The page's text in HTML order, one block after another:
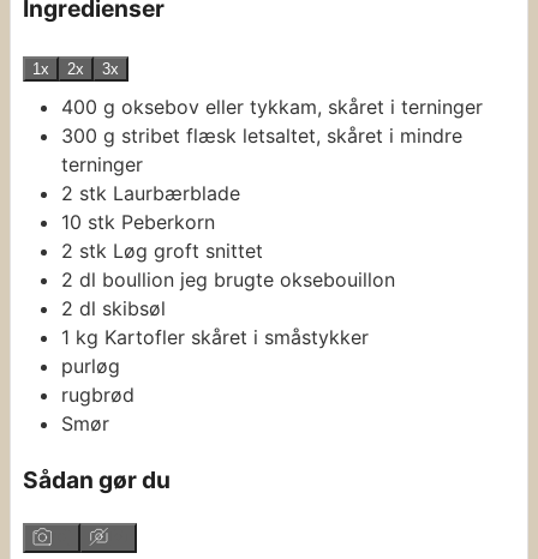
Ingredienser
1x 2x 3x
400 g oksebov eller tykkam, skåret i terninger
300 g stribet flæsk letsaltet, skåret i mindre
terninger
2 stk Laurbærblade
10 stk Peberkorn
2 stk Løg groft snittet
2 dl boullion jeg brugte oksebouillon
2 dl skibsøl
1 kg Kartofler skåret i småstykker
purløg
rugbrød
Smør
Sådan gør du